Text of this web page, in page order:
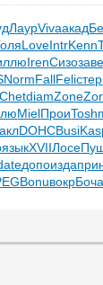
ЛаурVivaакад
LoveIntrKenn
IrenСизозаве
NormFallFeliстер
ChetdiamZone
MielПроиTosh
DOHCBusi
языкXVIIЛосе
допоизда
BonuвокрБоча